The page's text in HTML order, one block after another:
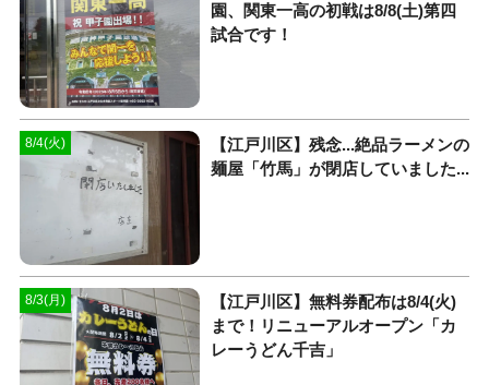
園、関東一高の初戦は8/8(土)第四
試合です！
8/4(火)
【江戸川区】残念...絶品ラーメンの
麺屋「竹馬」が閉店していました...
8/3(月)
【江戸川区】無料券配布は8/4(火)
まで！リニューアルオープン「カ
レーうどん千吉」